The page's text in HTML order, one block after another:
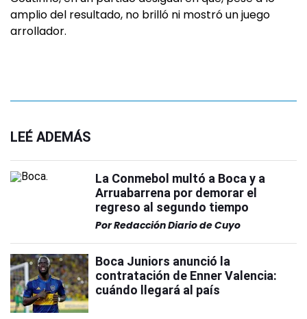
amplio del resultado, no brilló ni mostró un juego
arrollador.
LEÉ ADEMÁS
La Conmebol multó a Boca y a
Arruabarrena por demorar el
regreso al segundo tiempo
PorRedacción Diario de Cuyo
Boca Juniors anunció la
contratación de Enner Valencia:
cuándo llegará al país